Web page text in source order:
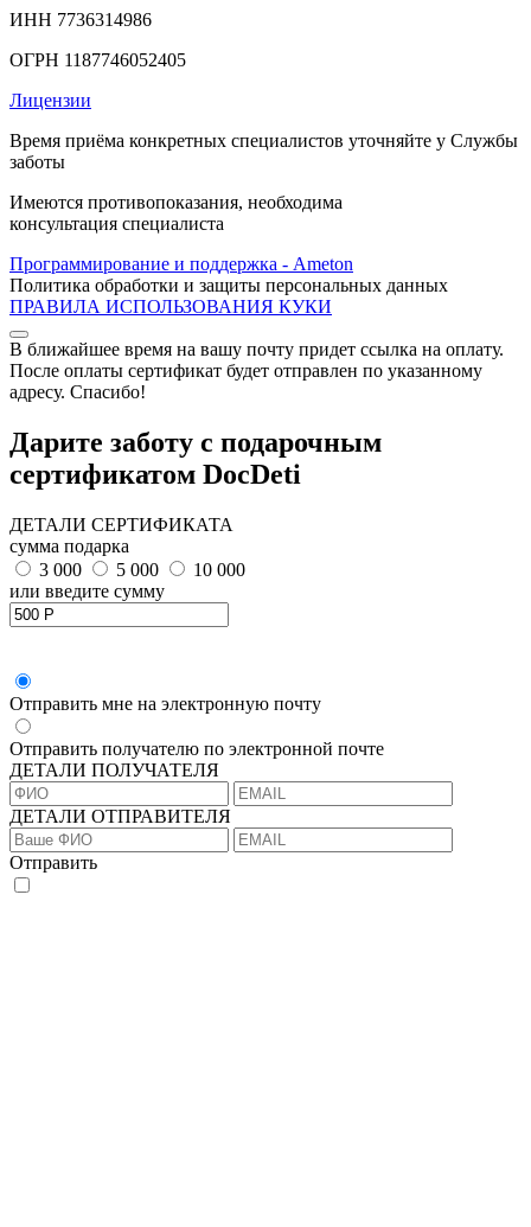
ИНН 7736314986
ОГРН 1187746052405
Лицензии
Время приёма конкретных специалистов уточняйте у Службы
заботы
Имеются противопоказания, необходима
консультация специалиста
Программирование и поддержка - Ameton
Политика обработки и защиты персональных данных
ПРАВИЛА ИСПОЛЬЗОВАНИЯ КУКИ
В ближайшее время на вашу почту придет ссылка на оплату.
После оплаты сертификат будет отправлен по указанному
адресу. Спасибо!
Дарите заботу с подарочным
сертификатом DocDeti
ДЕТАЛИ СЕРТИФИКАТА
сумма подарка
3 000
5 000
10 000
или введите сумму
Отправить мне на электронную почту
Отправить получателю по электронной почте
ДЕТАЛИ ПОЛУЧАТЕЛЯ
ДЕТАЛИ ОТПРАВИТЕЛЯ
Отправить